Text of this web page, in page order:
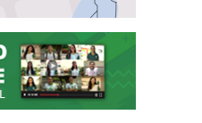
Video Institucional